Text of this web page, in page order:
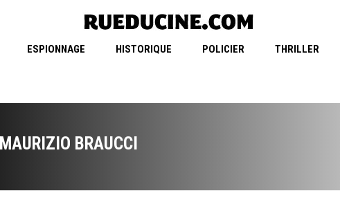
ESPIONNAGE HISTORIQUE POLICIER THRILLER
MAURIZIO BRAUCCI